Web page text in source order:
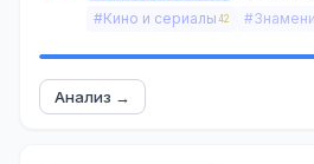
#Кино и сериалы 42
Анализ →